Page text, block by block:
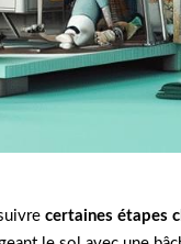
certaines étapes